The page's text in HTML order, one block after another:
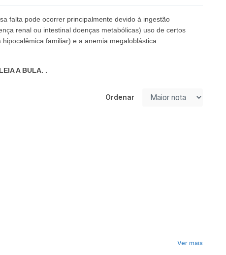
falta pode ocorrer principalmente devido à ingestão
renal ou intestinal doenças metabólicas) uso de certos
familiar) e a anemia megaloblástica.
A BULA. .
Ordenar
Ver mais